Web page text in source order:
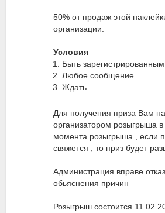
50% от продаж этой
организации.
Условия
Быть
Любое сообщение
Ждать
Для получения приза Вам
организатором розыгрыша в
момента розыгрыша , если
свяжется , то приз будет
Администрация вправе
обьяснения причин
Розыгрыш состоится